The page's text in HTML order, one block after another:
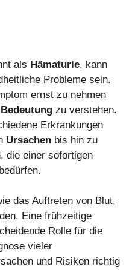
als Hämaturie, kann
Probleme sein.
ernst zu nehmen
zu verstehen.
Erkrankungen
Ursachen bis hin zu
die einer sofortigen
das Auftreten von Blut,
Eine frühzeitige
Rolle für die
vieler
und Risiken richtig